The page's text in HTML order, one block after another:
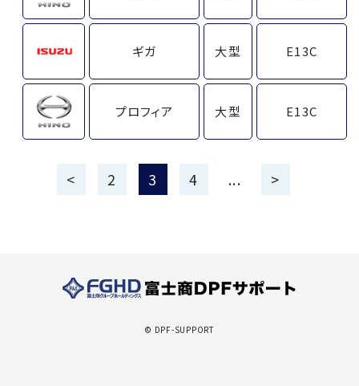
ギガ 大型 E13C
プロフィア 大型 E13C
< 2 3 4 ... >
© DPF-SUPPORT